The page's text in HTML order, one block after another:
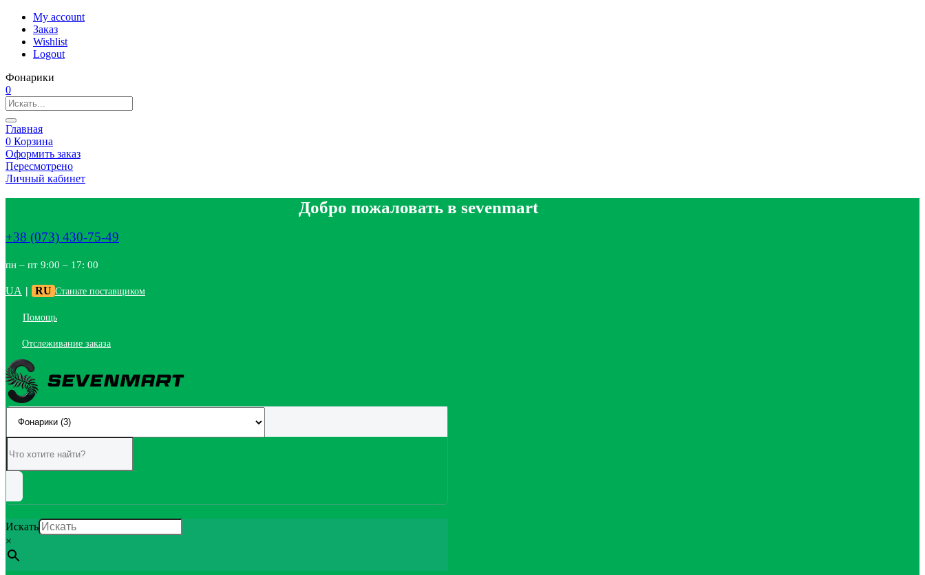
My account
Заказ
Wishlist
Logout
Фонарики
0
Главная
0 Корзина
Оформить заказ
Пересмотрено
Личный кабинет
Добро пожаловать в sevenmart
+38 (073) 430-75-49
пн – пт 9:00 – 17: 00
UA | RU Станьте поставщиком
Помощь
Отслеживание заказа
Искать
×